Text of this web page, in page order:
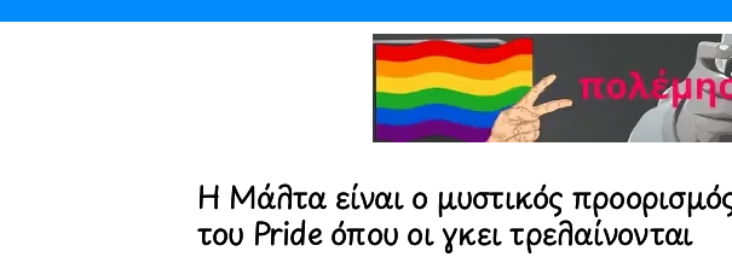
Η Μάλτα είναι ο μυστικός
του Pride όπου οι γκει τρελαίνονται